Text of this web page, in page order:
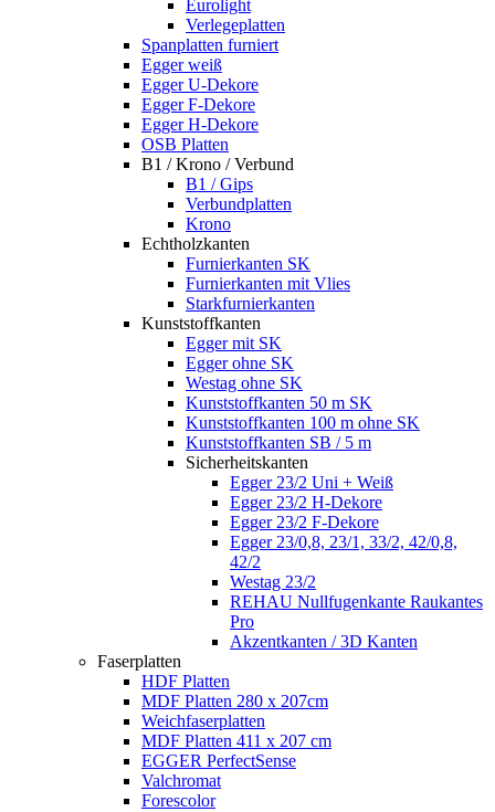
Eurolight
Verlegeplatten
Spanplatten furniert
Egger weiß
Egger U-Dekore
Egger F-Dekore
Egger H-Dekore
OSB Platten
B1 / Krono / Verbund
B1 / Gips
Verbundplatten
Krono
Echtholzkanten
Furnierkanten SK
Furnierkanten mit Vlies
Starkfurnierkanten
Kunststoffkanten
Egger mit SK
Egger ohne SK
Westag ohne SK
Kunststoffkanten 50 m SK
Kunststoffkanten 100 m ohne SK
Kunststoffkanten SB / 5 m
Sicherheitskanten
Egger 23/2 Uni + Weiß
Egger 23/2 H-Dekore
Egger 23/2 F-Dekore
Egger 23/0,8, 23/1, 33/2, 42/0,8,
42/2
Westag 23/2
REHAU Nullfugenkante Raukantes
Pro
Akzentkanten / 3D Kanten
Faserplatten
HDF Platten
MDF Platten 280 x 207cm
Weichfaserplatten
MDF Platten 411 x 207 cm
EGGER PerfectSense
Valchromat
Forescolor